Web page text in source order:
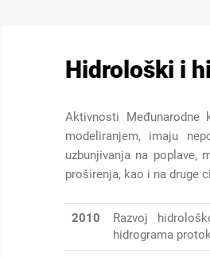
Hidrološki i
Aktivnosti
model iranjem, imaju
uzbunjivanja na poplave,
proširenja, kao i na druge
2010
Razvoj
hidrograma